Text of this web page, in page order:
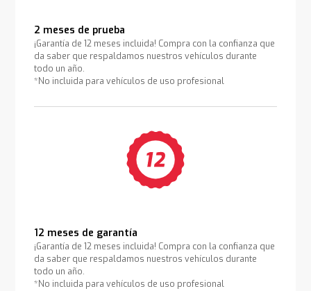
2 meses de prueba
¡Garantía de 12 meses incluida! Compra con la confianza que
da saber que respaldamos nuestros vehículos durante
todo un año.
*No incluida para vehículos de uso profesional
12 meses de garantía
¡Garantía de 12 meses incluida! Compra con la confianza que
da saber que respaldamos nuestros vehículos durante
todo un año.
*No incluida para vehículos de uso profesional